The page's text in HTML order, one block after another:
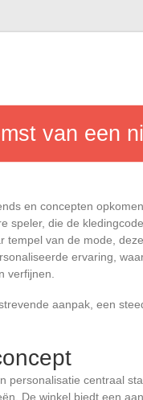
van een
en concepten
speler, die de
van de mode,
ervaring,
verfijnen.
aanpak, een
personalisatie centraal
De winkel biedt een